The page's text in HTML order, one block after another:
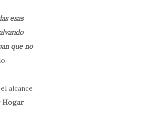
esas
que no
alcance
Hogar